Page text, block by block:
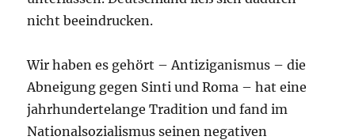
nicht beeindrucken.
Wir haben es gehört – Antiziganismus – die
Abneigung gegen Sinti und Roma – hat eine
jahrhundertelange Tradition und fand im
Nationalsozialismus seinen negativen